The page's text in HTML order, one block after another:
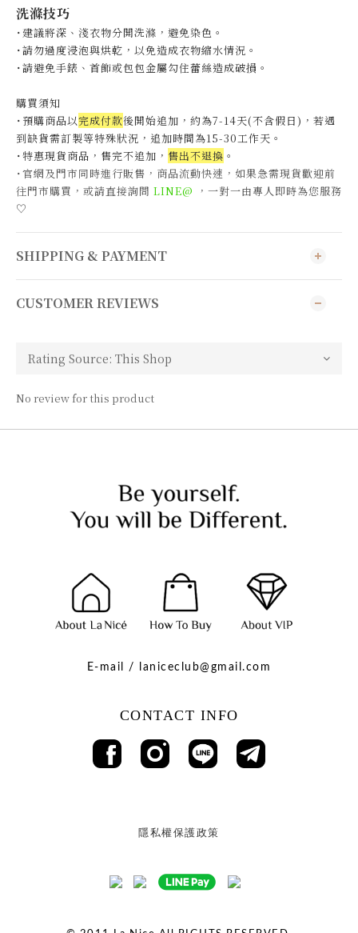
洗滌技巧
˙建議將深、淺衣物分開洗滌，避免染色。
˙請勿過度浸泡與烘乾，以免造成衣物縮水情況。
˙請避免手錶、首飾或包包金屬勾住蕾絲造成破損。
購買須知
˙預購商品以完成付款後開始追加，約為7-14天(不含假日)， 若遇
到缺貨需訂製等特殊狀況，追加時間為15-30工作天 。
˙特惠現貨商品，售完不追加， 售出不退換 。
˙官網及門市同時進行販售，商品流動快速，如果急需現貨歡迎前
往門市購買，或請直接詢問 LINE@ ，一對一由專人即時為您服務
♡
SHIPPING & PAYMENT
CUSTOMER REVIEWS
No review for this product
E-mail / laniceclub@gmail.com
CONTACT INFO
隱私權保護政策